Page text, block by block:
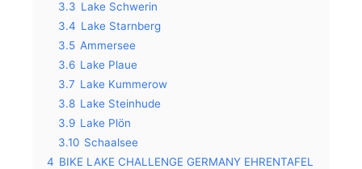
3.3 Lake Schwerin
3.4 Lake Starnberg
3.5 Ammersee
3.6 Lake Plaue
3.7 Lake Kummerow
3.8 Lake Steinhude
3.9 Lake Plön
3.10 Schaalsee
4 BIKE LAKE CHALLENGE GERMANY EHRENTAFEL